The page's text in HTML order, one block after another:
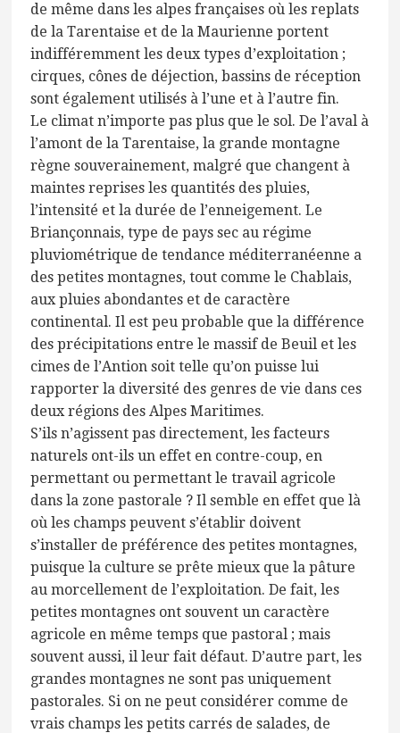
de même dans les alpes françaises où les replats
de la Tarentaise et de la Maurienne portent
indifféremment les deux types d’exploitation ;
cirques, cônes de déjection, bassins de réception
sont également utilisés à l’une et à l’autre fin.
Le climat n’importe pas plus que le sol. De l’aval à
l’amont de la Tarentaise, la grande montagne
règne souverainement, malgré que changent à
maintes reprises les quantités des pluies,
l’intensité et la durée de l’enneigement. Le
Briançonnais, type de pays sec au régime
pluviométrique de tendance méditerranéenne a
des petites montagnes, tout comme le Chablais,
aux pluies abondantes et de caractère
continental. Il est peu probable que la différence
des précipitations entre le massif de Beuil et les
cimes de l’Antion soit telle qu’on puisse lui
rapporter la diversité des genres de vie dans ces
deux régions des Alpes Maritimes.
S’ils n’agissent pas directement, les facteurs
naturels ont-ils un effet en contre-coup, en
permettant ou permettant le travail agricole
dans la zone pastorale ? Il semble en effet que là
où les champs peuvent s’établir doivent
s’installer de préférence des petites montagnes,
puisque la culture se prête mieux que la pâture
au morcellement de l’exploitation. De fait, les
petites montagnes ont souvent un caractère
agricole en même temps que pastoral ; mais
souvent aussi, il leur fait défaut. D’autre part, les
grandes montagnes ne sont pas uniquement
pastorales. Si on ne peut considérer comme de
vrais champs les petits carrés de salades, de